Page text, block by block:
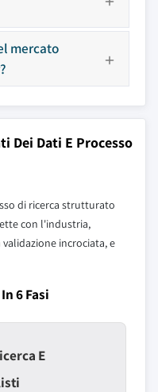
mercato
Dei Dati E Processo
di ricerca strutturato
con l'industria,
incrociata, e
6 Fasi
E